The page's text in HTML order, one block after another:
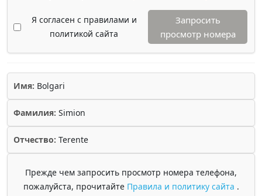
Я согласен с правилами и
политикой сайта
Запросить
просмотр номера
Имя: Bolgari
Фамилия: Simion
Отчество: Terente
Прежде чем запросить просмотр номера телефона,
пожалуйста, прочитайте Правила и политику сайта .